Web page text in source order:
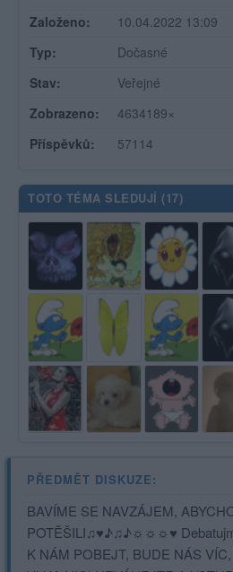
Založeno:
10.04.2022 13:09
Typ:
Dočasné
Stav:
Veřejné
Zobrazeno:
4634189×
Příspěvků:
57114
TOTO TÉMA SLEDUJÍ (17)
PŘEDMĚT DISKUZE:
BAVÍME SE NAVZÁJEM,
POTĚŠILI♫♥♪♫♪☼☼☼♥
K NÁM POBEJT, BUDE NÁS